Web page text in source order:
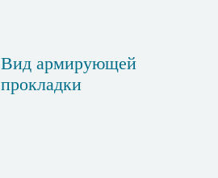
Вид армирующей
прокладки